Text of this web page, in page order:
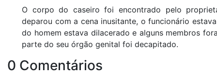
O corpo do caseiro foi encontrado pelo
deparou com a cena inusitante, o funcionário
do homem estava dilacerado e alguns membros
parte do seu órgão genital foi decapitado.
0 Comentários